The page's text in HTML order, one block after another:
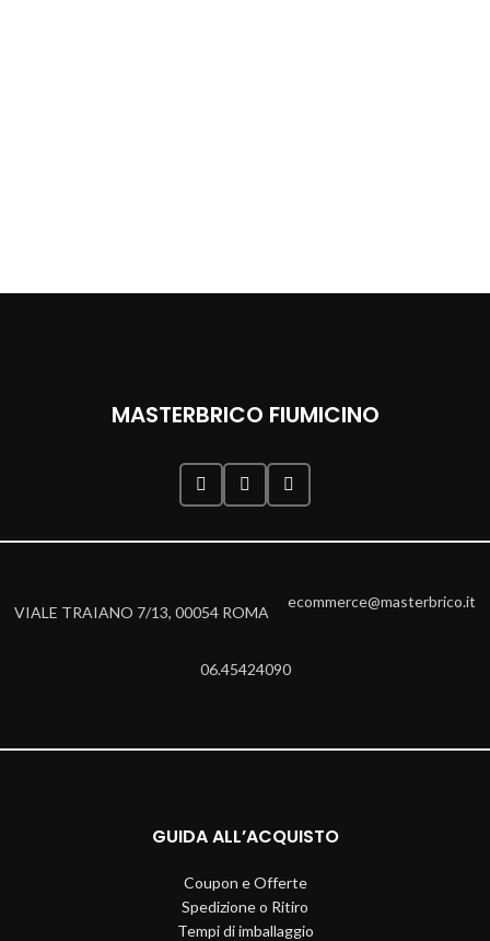
MASTERBRICO FIUMICINO
VIALE TRAIANO 7/13, 00054 ROMA
ecommerce@masterbrico.it
06.45424090
GUIDA ALL’ACQUISTO
Coupon e Offerte
Spedizione o Ritiro
Tempi di imballaggio